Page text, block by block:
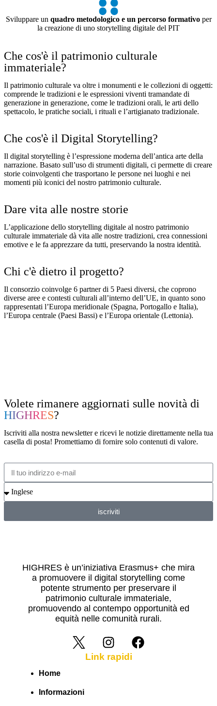
Sviluppare un quadro metodologico e un percorso formativoper
la creazione di uno storytelling digitale del PIT
Che cos'è il patrimonio culturale
immateriale?
Il patrimonio culturale va oltre i monumenti e le collezioni di oggetti:
comprende le tradizioni e le espressioni viventi tramandate di
generazione in generazione, come le tradizioni orali, le arti dello
spettacolo, le pratiche sociali, i rituali e l’artigianato tradizionale.
Che cos'è il Digital Storytelling?
Il digital storytelling è l’espressione moderna dell’antica arte della
narrazione. Basato sull’uso di strumenti digitali, ci permette di creare
storie coinvolgenti che trasportano le persone nei luoghi e nei
momenti più iconici del nostro patrimonio culturale.
Dare vita alle nostre storie
L’applicazione dello storytelling digitale al nostro patrimonio
culturale immateriale dà vita alle nostre tradizioni, crea connessioni
emotive e le fa apprezzare da tutti, preservando la nostra identità.
Chi c'è dietro il progetto?
Il consorzio coinvolge 6 partner di 5 Paesi diversi, che coprono
diverse aree e contesti culturali all’interno dell’UE, in quanto sono
rappresentati l’Europa meridionale (Spagna, Portogallo e Italia),
l’Europa centrale (Paesi Bassi) e l’Europa orientale (Lettonia).
Volete rimanere aggiornati sulle novità di
HIGHRES?
Iscriviti alla nostra newsletter e ricevi le notizie direttamente nella tua
casella di posta! Promettiamo di fornire solo contenuti di valore.
iscriviti
HIGHRES è un’iniziativa Erasmus+ che mira
a promuovere il digital storytelling come
potente strumento per preservare il
patrimonio culturale immateriale,
promuovendo al contempo opportunità ed
equità nelle comunità rurali.
Link rapidi
Home
Informazioni